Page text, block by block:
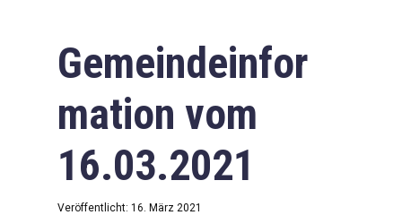
Gemeindeamt
Gemeinderat
Bildung
Vereine
Gemeindeinfor
mation vom
16.03.2021
Veröffentlicht: 16. März 2021